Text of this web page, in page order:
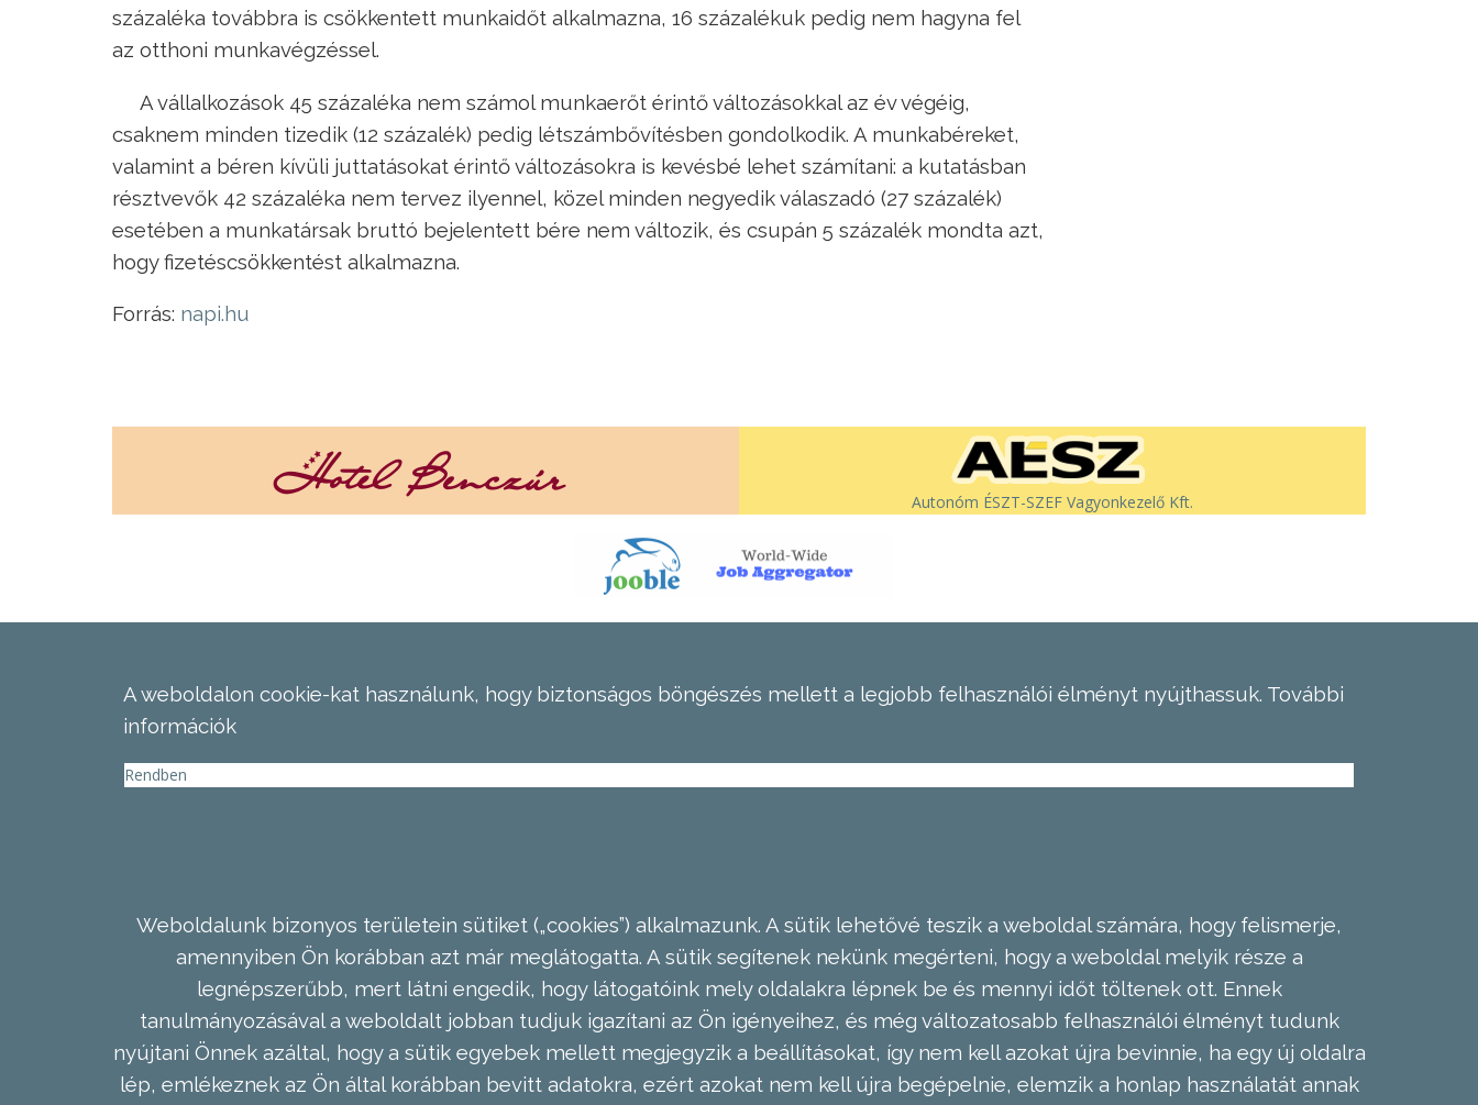
százaléka továbbra is csökkentett munkaidőt alkalmazna, 16 százalékuk pedig nem hagyna fel
az otthoni munkavégzéssel.
A vállalkozások 45 százaléka nem számol munkaerőt érintő változásokkal az év végéig,
csaknem minden tizedik (12 százalék) pedig létszámbővítésben gondolkodik. A munkabéreket,
valamint a béren kívüli juttatásokat érintő változásokra is kevésbé lehet számítani: a kutatásban
résztvevők 42 százaléka nem tervez ilyennel, közel minden negyedik válaszadó (27 százalék)
esetében a munkatársak bruttó bejelentett bére nem változik, és csupán 5 százalék mondta azt,
hogy fizetéscsökkentést alkalmazna.
Forrás: napi.hu
Autonóm ÉSZT-SZEF Vagyonkezelő Kft.
A weboldalon cookie-kat használunk, hogy biztonságos böngészés mellett a legjobb felhasználói élményt nyújthassuk. További
információk
Rendben
Weboldalunk bizonyos területein sütiket („cookies”) alkalmazunk. A sütik lehetővé teszik a weboldal számára, hogy felismerje,
amennyiben Ön korábban azt már meglátogatta. A sütik segítenek nekünk megérteni, hogy a weboldal melyik része a
legnépszerűbb, mert látni engedik, hogy látogatóink mely oldalakra lépnek be és mennyi időt töltenek ott. Ennek
tanulmányozásával a weboldalt jobban tudjuk igazítani az Ön igényeihez, és még változatosabb felhasználói élményt tudunk
nyújtani Önnek azáltal, hogy a sütik egyebek mellett megjegyzik a beállításokat, így nem kell azokat újra bevinnie, ha egy új oldalra
lép, emlékeznek az Ön által korábban bevitt adatokra, ezért azokat nem kell újra begépelnie, elemzik a honlap használatát annak